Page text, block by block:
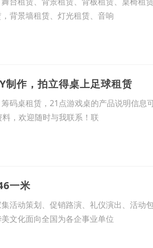
背景墙租赁、灯光租赁、音响
作，拍立得桌上足球租赁
码桌租赁，21点游戏桌的产品说明信
，欢迎随时与我联系！联
一米
活动策划、促销路演、礼仪演出、活动
文化面向全国为各企事业单位